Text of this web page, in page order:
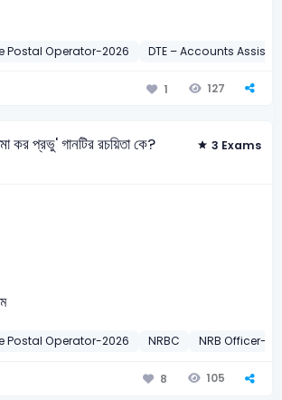
Postal Operator-2026 DTE – Accounts
1 127
কর প্রভু' গানটির রচয়িতা কে? 3 Exams
Postal Operator-2026 NRBC NRB Officer-
8 105